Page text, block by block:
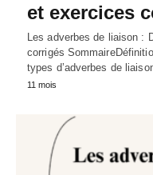
et exercices
Les adverbes de liaison :
corrigés
types d’adverbes de
11 mois